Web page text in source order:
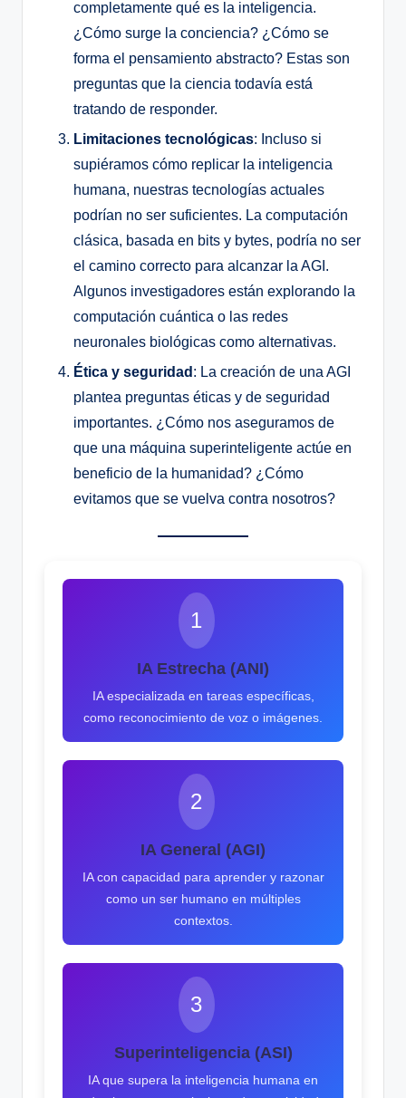
completamente qué es la inteligencia.
¿Cómo surge la conciencia? ¿Cómo se
forma el pensamiento abstracto? Estas son
preguntas que la ciencia todavía está
tratando de responder.
Limitaciones tecnológicas: Incluso si
supiéramos cómo replicar la inteligencia
humana, nuestras tecnologías actuales
podrían no ser suficientes. La computación
clásica, basada en bits y bytes, podría no ser
el camino correcto para alcanzar la AGI.
Algunos investigadores están explorando la
computación cuántica o las redes
neuronales biológicas como alternativas.
Ética y seguridad : La creación de una AGI
plantea preguntas éticas y de seguridad
importantes. ¿Cómo nos aseguramos de
que una máquina superinteligente actúe en
beneficio de la humanidad? ¿Cómo
evitamos que se vuelva contra nosotros?
1
IA Estrecha (ANI)
IA especializada en tareas específicas,
como reconocimiento de voz o imágenes.
2
IA General (AGI)
IA con capacidad para aprender y razonar
como un ser humano en múltiples
contextos.
3
Superinteligencia (ASI)
IA que supera la inteligencia humana en